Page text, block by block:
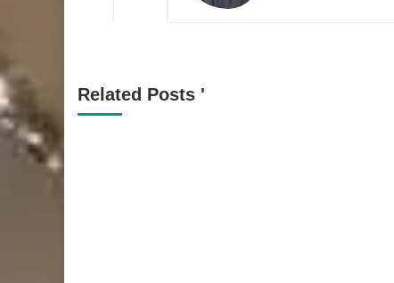
Related Posts '